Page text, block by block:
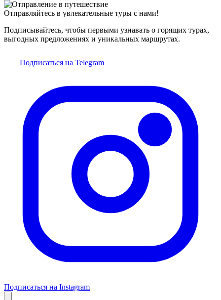
Отправляйтесь в увлекательные туры с нами!
Подписывайтесь, чтобы первыми узнавать о горящих турах,
выгодных предложениях и уникальных маршрутах.
Подписаться на Telegram
Подписаться на Instagram